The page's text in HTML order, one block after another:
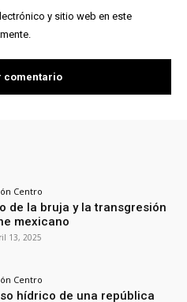
y sitio web en este
Centro
de la bruja y la transgresión
mexicano
13, 2025
Centro
hídrico de una república